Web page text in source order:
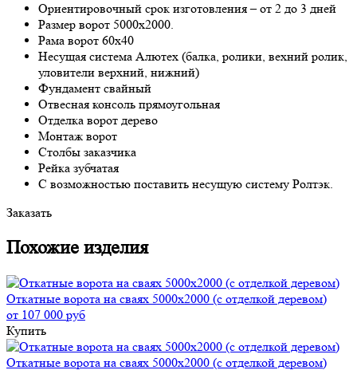
Ориентировочный срок изготовления – от 2 до 3 дней
Размер ворот 5000х2000.
Рама ворот 60х40
Несущая система Алютех (балка, ролики, вехний ролик,
уловители верхний, нижний)
Фундамент свайный
Отвесная консоль прямоугольная
Отделка ворот дерево
Монтаж ворот
Столбы заказчика
Рейка зубчатая
С возможностью поставить несущую систему Ролтэк.
Заказать
Похожие изделия
Откатные ворота на сваях 5000x2000 (с отделкой деревом)
от 107 000 руб
Купить
Откатные ворота на сваях 5000x2000 (с отделкой деревом)